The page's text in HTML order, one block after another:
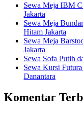
Sewa Meja IBM
Jakarta
Sewa Meja
Hitam Jakarta
Sewa Meja
Jakarta
Sewa Sofa Putih
Sewa Kursi
Danantara
Komentar